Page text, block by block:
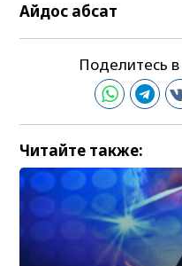
Айдос абсат
Поделитесь
Читайте также: